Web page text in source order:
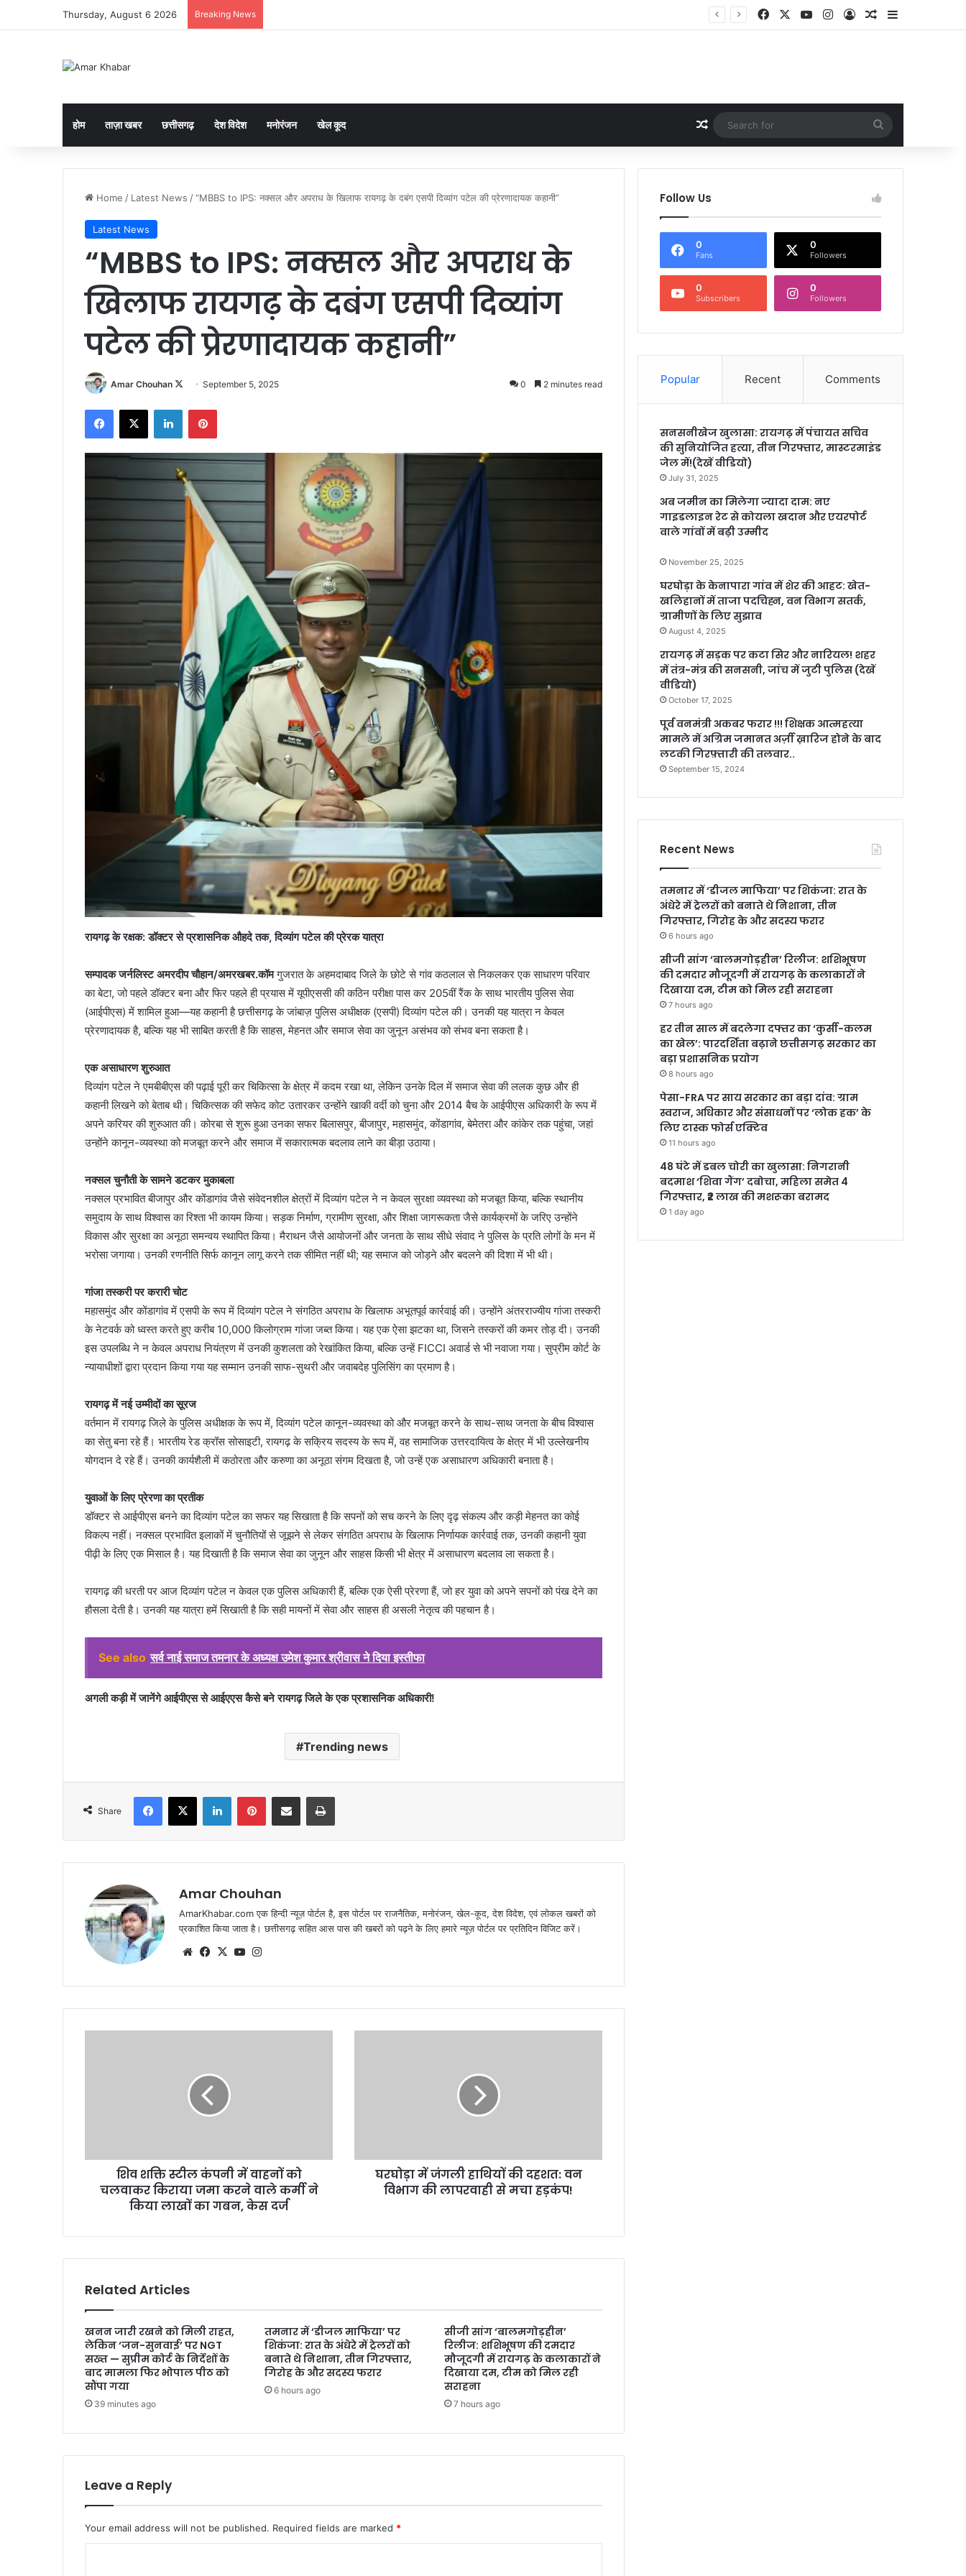
Thursday, August 6 2026 Breaking News FacebookYouTubeInstagram
Log InRandom Article
Sidebar
होम ताज़ा खबर छत्तीसगढ़ देश विदेश मनोरंजन खेल कूद Random Article
for
Home / Latest News /“MBBS to IPS: नक्सल और अपराध के खिलाफ रायगढ़ के दबंग एसपी दिव्यांग पटेल की प्रेरणादायक कहानी”
Latest News
“MBBS to IPS: नक्सल और अपराध के
खिलाफ रायगढ़ के दबंग एसपी दिव्यांग
पटेल की प्रेरणादायक कहानी”
Amar Chouhan
FollowSeptember 5, 2025 0 2 minutes read
Facebook
X LinkedInPinterest
रायगढ़ के रक्षक: डॉक्टर से प्रशासनिक औहदे तक, दिव्यांग पटेल की प्रेरक यात्रा
सम्पादक जर्नलिस्ट अमरदीप चौहान/अमरखबर.कॉमगुजरात के अहमदाबाद जिले के छोटे से गांव कठलाल से निकलकर एक साधारण परिवार
का बेटा, जो पहले डॉक्टर बना और फिर पहले ही प्रयास में यूपीएससी की कठिन परीक्षा पास कर 205वीं रैंक के साथ भारतीय पुलिस सेवा
(आईपीएस) में शामिल हुआ—यह कहानी है छत्तीसगढ़ के जांबाज़ पुलिस अधीक्षक (एसपी) दिव्यांग पटेल की। उनकी यह यात्रा न केवल
प्रेरणादायक है, बल्कि यह भी साबित करती है कि साहस, मेहनत और समाज सेवा का जुनून असंभव को संभव बना सकता है।
एक असाधारण शुरुआत
दिव्यांग पटेल ने एमबीबीएस की पढ़ाई पूरी कर चिकित्सा के क्षेत्र में कदम रखा था, लेकिन उनके दिल में समाज सेवा की ललक कुछ और ही
कहानी लिखने को बेताब थी। चिकित्सक की सफेद कोट उतारकर उन्होंने खाकी वर्दी को चुना और 2014 बैच के आईपीएस अधिकारी के रूप में
अपने करियर की शुरुआत की। कोरबा से शुरू हुआ उनका सफर बिलासपुर, बीजापुर, महासमुंद, कोंडागांव, बेमेतरा और कांकेर तक पहुंचा, जहां
उन्होंने कानून-व्यवस्था को मजबूत करने और समाज में सकारात्मक बदलाव लाने का बीड़ा उठाया।
नक्सल चुनौती के सामने डटकर मुकाबला
नक्सल प्रभावित बीजापुर और कोंडागांव जैसे संवेदनशील क्षेत्रों में दिव्यांग पटेल ने न केवल सुरक्षा व्यवस्था को मजबूत किया, बल्कि स्थानीय
समुदाय के साथ विश्वास का रिश्ता भी कायम किया। सड़क निर्माण, ग्रामीण सुरक्षा, और शिक्षा जागरूकता जैसे कार्यक्रमों के जरिए उन्होंने
विकास और सुरक्षा का अनूठा समन्वय स्थापित किया। मैराथन जैसे आयोजनों और जनता के साथ सीधे संवाद ने पुलिस के प्रति लोगों के मन में
भरोसा जगाया। उनकी रणनीति सिर्फ कानून लागू करने तक सीमित नहीं थी; यह समाज को जोड़ने और बदलने की दिशा में भी थी।
गांजा तस्करी पर करारी चोट
महासमुंद और कोंडागांव में एसपी के रूप में दिव्यांग पटेल ने संगठित अपराध के खिलाफ अभूतपूर्व कार्रवाई की। उन्होंने अंतरराज्यीय गांजा तस्करी
के नेटवर्क को ध्वस्त करते हुए करीब 10,000 किलोग्राम गांजा जब्त किया। यह एक ऐसा झटका था, जिसने तस्करों की कमर तोड़ दी। उनकी
इस उपलब्धि ने न केवल अपराध नियंत्रण में उनकी कुशलता को रेखांकित किया, बल्कि उन्हें FICCI अवार्ड से भी नवाजा गया। सुप्रीम कोर्ट के
न्यायाधीशों द्वारा प्रदान किया गया यह सम्मान उनकी साफ-सुथरी और जवाबदेह पुलिसिंग का प्रमाण है।
रायगढ़ में नई उम्मीदों का सूरज
वर्तमान में रायगढ़ जिले के पुलिस अधीक्षक के रूप में, दिव्यांग पटेल कानून-व्यवस्था को और मजबूत करने के साथ-साथ जनता के बीच विश्वास
का सेतु बना रहे हैं। भारतीय रेड क्रॉस सोसाइटी, रायगढ़ के सक्रिय सदस्य के रूप में, वह सामाजिक उत्तरदायित्व के क्षेत्र में भी उल्लेखनीय
योगदान दे रहे हैं। उनकी कार्यशैली में कठोरता और करुणा का अनूठा संगम दिखता है, जो उन्हें एक असाधारण अधिकारी बनाता है।
युवाओं के लिए प्रेरणा का प्रतीक
डॉक्टर से आईपीएस बनने का दिव्यांग पटेल का सफर यह सिखाता है कि सपनों को सच करने के लिए दृढ़ संकल्प और कड़ी मेहनत का कोई
विकल्प नहीं। नक्सल प्रभावित इलाकों में चुनौतियों से जूझने से लेकर संगठित अपराध के खिलाफ निर्णायक कार्रवाई तक, उनकी कहानी युवा
पीढ़ी के लिए एक मिसाल है। यह दिखाती है कि समाज सेवा का जुनून और साहस किसी भी क्षेत्र में असाधारण बदलाव ला सकता है।
रायगढ़ की धरती पर आज दिव्यांग पटेल न केवल एक पुलिस अधिकारी हैं, बल्कि एक ऐसी प्रेरणा हैं, जो हर युवा को अपने सपनों को पंख देने का
हौसला देती है। उनकी यह यात्रा हमें सिखाती है कि सही मायनों में सेवा और साहस ही असली नेतृत्व की पहचान है।
See also सर्व नाई समाज तमनार के अध्यक्ष उमेश कुमार श्रीवास ने दिया इस्तीफा
अगली कड़ी में जानेंगे आईपीएस से आईएएस कैसे बने रायगढ़ जिले के एक प्रशासनिक अधिकारी!
Trending news
Share
Facebook
X LinkedInPinterestShare via Email Print
Amar Chouhan
AmarKhabar.com एक हिन्दी न्यूज़ पोर्टल है, इस पोर्टल पर राजनैतिक, मनोरंजन, खेल-कूद, देश विदेश, एवं लोकल खबरों को
प्रकाशित किया जाता है। छत्तीसगढ़ सहित आस पास की खबरों को पढ़ने के लिए हमारे न्यूज़ पोर्टल पर प्रतिदिन विजिट करें।
WebsiteFacebook
X YouTube
शिव शक्ति स्टील कंपनी में वाहनों को
चलवाकर किराया जमा करने वाले कर्मी ने
किया लाखों का गबन, केस दर्ज
घरघोड़ा में जंगली हाथियों की दहशत: वन
विभाग की लापरवाही से मचा हड़कंप!
Related Articles
खनन जारी रखने को मिली राहत,
लेकिन ‘जन-सुनवाई’ पर NGT
सख्त — सुप्रीम कोर्ट के निर्देशों के
बाद मामला फिर भोपाल पीठ को
सौंपा गया
39 minutes ago
तमनार में ‘डीजल माफिया’ पर
शिकंजा: रात के अंधेरे में ट्रेलरों को
बनाते थे निशाना, तीन गिरफ्तार,
गिरोह के और सदस्य फरार
6 hours ago
सीजी सांग ‘बालमगोड़हीन’
रिलीज: शशिभूषण की दमदार
मौजूदगी में रायगढ़ के कलाकारों ने
दिखाया दम, टीम को मिल रही
सराहना
7 hours ago
Leave a Reply
Your email address will not be published. Required fields are marked *
Follow Us
0
Fans
0
Followers
0
Subscribers
0
Followers
Popular Recent Comments
सनसनीखेज खुलासा: रायगढ़ में पंचायत सचिव
की सुनियोजित हत्या, तीन गिरफ्तार, मास्टरमाइंड
जेल में!(देखें वीडियो)
July 31, 2025
अब जमीन का मिलेगा ज्यादा दाम: नए
गाइडलाइन रेट से कोयला खदान और एयरपोर्ट
वाले गांवों में बढ़ी उम्मीद
November 25, 2025
घरघोड़ा के केनापारा गांव में शेर की आहट: खेत-
खलिहानों में ताजा पदचिह्न, वन विभाग सतर्क,
ग्रामीणों के लिए सुझाव
August 4, 2025
रायगढ़ में सड़क पर कटा सिर और नारियल! शहर
में तंत्र-मंत्र की सनसनी, जांच में जुटी पुलिस (देखें
वीडियो)
October 17, 2025
पूर्व वनमंत्री अकबर फरार !!! शिक्षक आत्महत्या
मामले में अग्रिम जमानत अर्ज़ी ख़ारिज होने के बाद
लटकी गिरफ़्तारी की तलवार..
September 15, 2024
Recent News
तमनार में ‘डीजल माफिया’ पर शिकंजा: रात के
अंधेरे में ट्रेलरों को बनाते थे निशाना, तीन
गिरफ्तार, गिरोह के और सदस्य फरार
6 hours ago
सीजी सांग ‘बालमगोड़हीन’ रिलीज: शशिभूषण
की दमदार मौजूदगी में रायगढ़ के कलाकारों ने
दिखाया दम, टीम को मिल रही सराहना
7 hours ago
हर तीन साल में बदलेगा दफ्तर का ‘कुर्सी-कलम
का खेल’: पारदर्शिता बढ़ाने छत्तीसगढ़ सरकार का
बड़ा प्रशासनिक प्रयोग
8 hours ago
पेसा-FRA पर साय सरकार का बड़ा दांव: ग्राम
स्वराज, अधिकार और संसाधनों पर ‘लोक हक’ के
लिए टास्क फोर्स एक्टिव
11 hours ago
48 घंटे में डबल चोरी का खुलासा: निगरानी
बदमाश ‘शिवा गैंग’ दबोचा, महिला समेत 4
गिरफ्तार, ₹2 लाख की मशरूका बरामद
1 day ago